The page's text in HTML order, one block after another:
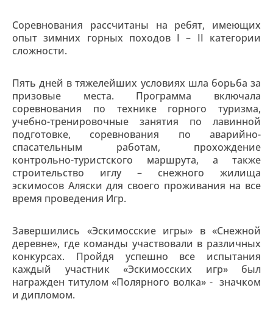
Соревнования рассчитаны на ребят, имеющих
опыт зимних горных походов I – II категории
сложности.
Пять дней в тяжелейших условиях шла борьба за
призовые места. Программа включала
соревнования по технике горного туризма,
учебно-тренировочные занятия по лавинной
подготовке, соревнования по аварийно-
спасательным работам, прохождение
контрольно-туристского маршрута, а также
строительство иглу – снежного жилища
эскимосов Аляски для своего проживания на все
время проведения Игр.
Завершились «Эскимосские игры» в «Снежной
деревне», где команды участвовали в различных
конкурсах. Пройдя успешно все испытания
каждый участник «Эскимосских игр» был
награжден титулом «Полярного волка» - значком
и дипломом.